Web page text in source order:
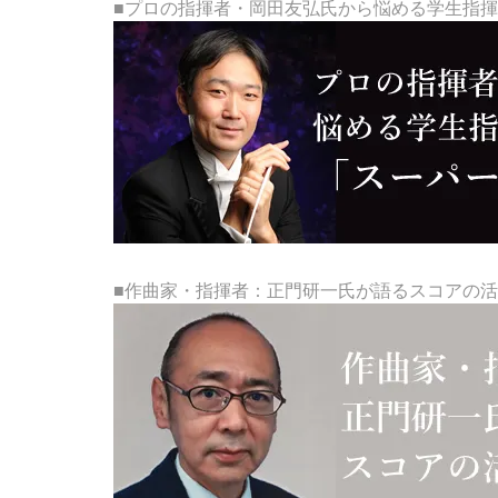
■プロの指揮者・岡田友弘氏から悩める学生指
■作曲家・指揮者：正門研一氏が語るスコアの